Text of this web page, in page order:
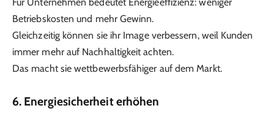
Für Unternehmen bedeutet Energieeffizienz: weniger
Betriebskosten und mehr Gewinn.
Gleichzeitig können sie ihr Image verbessern, weil Kunden
immer mehr auf Nachhaltigkeit achten.
Das macht sie wettbewerbsfähiger auf dem Markt.
6. Energiesicherheit erhöhen